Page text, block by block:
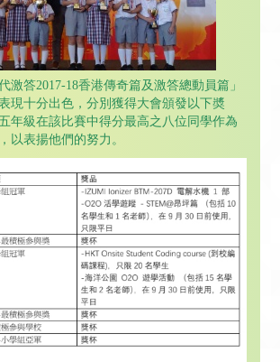
激答2017-18香港傳奇篇及激答總動員篇」
現十分出色，分別獲得大會頒發以下奬
年級在該比賽中得分最高之八位同學作為
以表揚他們的努力。